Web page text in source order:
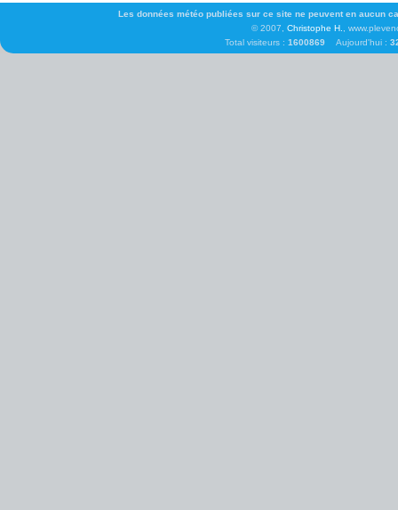
Les données météo publiées sur ce site ne peuvent en aucun
© 2007,Christophe H.,
Total visiteurs : 1600869 Aujourd'hui :